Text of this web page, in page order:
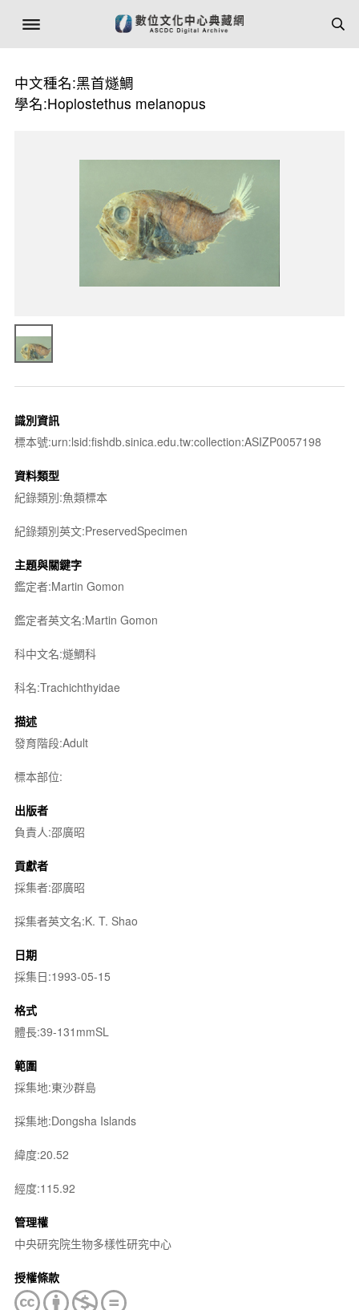
中文種名:黑首燧鯛
學名:Hoplostethus melanopus
識別資訊
標本號:urn:lsid:fishdb.sinica.edu.tw:collection:ASIZP0057198
資料類型
紀錄類別:魚類標本
紀錄類別英文:PreservedSpecimen
主題與關鍵字
鑑定者:Martin Gomon
鑑定者英文名:Martin Gomon
科中文名:燧鯛科
科名:Trachichthyidae
描述
發育階段:Adult
標本部位:
出版者
負責人:邵廣昭
貢獻者
採集者:邵廣昭
採集者英文名:K. T. Shao
日期
採集日:1993-05-15
格式
體長:39-131mmSL
範圍
採集地:東沙群島
採集地:Dongsha Islands
緯度:20.52
經度:115.92
管理權
中央研究院生物多樣性研究中心
授權條款